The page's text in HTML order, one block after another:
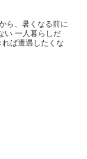
ら、暑くなる前に
い 一人暮らしだ
ば遭遇したくな